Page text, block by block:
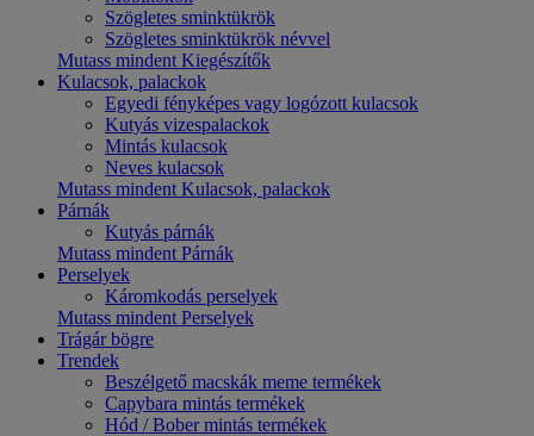
Szögletes sminktükrök
Szögletes sminktükrök névvel
Mutass mindent Kiegészítők
Kulacsok, palackok
Egyedi fényképes vagy logózott kulacsok
Kutyás vizespalackok
Mintás kulacsok
Neves kulacsok
Mutass mindent Kulacsok, palackok
Párnák
Kutyás párnák
Mutass mindent Párnák
Perselyek
Káromkodás perselyek
Mutass mindent Perselyek
Trágár bögre
Trendek
Beszélgető macskák meme termékek
Capybara mintás termékek
Hód / Bober mintás termékek